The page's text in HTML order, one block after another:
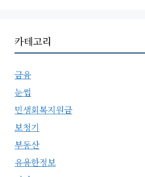
카테고리
금융
눈썹
민생회복지원금
보청기
부동산
유용한정보